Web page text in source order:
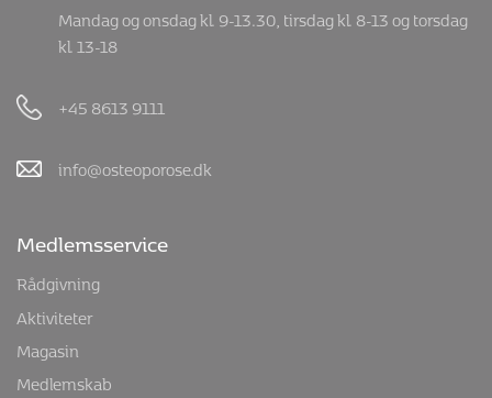
Mandag og onsdag kl. 9-13.30, tirsdag kl. 8-13 og torsdag
kl. 13-18
+45 8613 9111
info@osteoporose.dk
Medlemsservice
Rådgivning
Aktiviteter
Magasin
Medlemskab